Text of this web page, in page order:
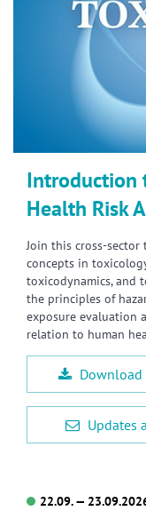
Introduction
Health Risk
Join this cross-
concepts in
toxicodynamics, and
the principles of
exposure evaluation
relation to human
Download
Updates
22.09. —